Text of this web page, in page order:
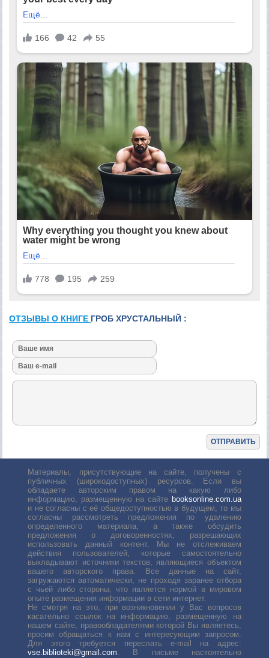
ОТЗЫВЫ О КНИГЕ ГРОБ ХРУСТАЛЬНЫЙ :
Материалы, присутствующие на сайте, получены с
публичных (широкодоступных) ресурсов. Если вы
обладаете авторским правом на какую либо
информацию, размещенную на сайте booksonline.com.ua
и не согласны с её общедоступностью в будущем, то мы
согласны рассмотреть предложения по удалению
определенного материала, а также обсудить
предложения о договоренностях, разрешающих
использовать данный контент. Мы не отслеживаем
действия пользователей, которые самостоятельно
выкладывают источники текстов, являющиеся объектом
вашего авторского права. Все данные на сайт,
загружаются автоматически, не проходя заранее отбора
с чьей либо стороны, что является нормой в мировом
опыте размещения информации в сети интернет.
Не смотря на это, при возникновении у Вас вопросов
касательно ссылок на информацию, размещенную на
нашем сайте, правообладателями которой Вы являетесь,
просим обращаться к нам с интересующим запросом.
Для этого требуется переслать е-mail на адрес:
vse.biblioteki@gmail.com. В письме настоятельно